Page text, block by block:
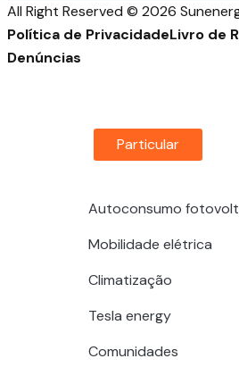
All Right Reserved © 2026
Política de PrivacidadeLivro de
Denúncias
Particular
Autoconsumo
Mobilidade elétrica
Climatização
Tesla energy
Comunidades